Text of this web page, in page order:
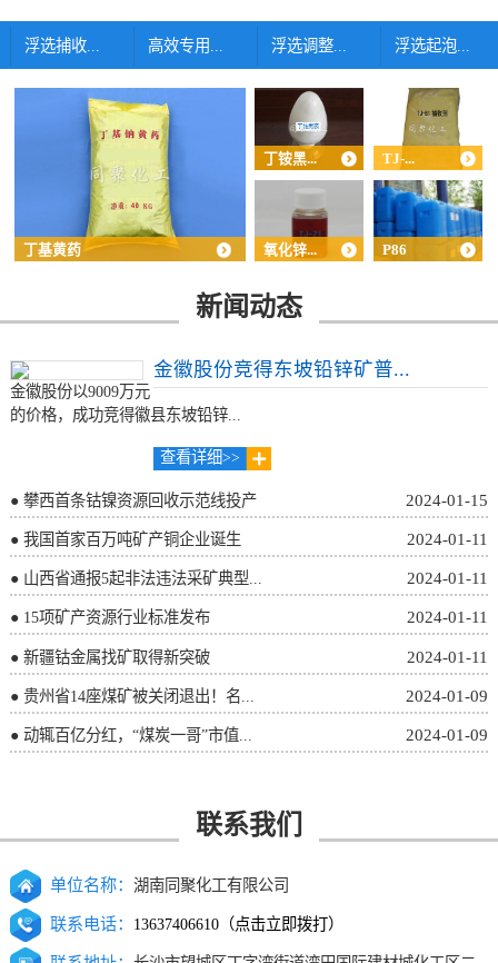
浮选捕收... 高效专用... 浮选调整... 浮选起泡...
丁基黄药
丁铵黑... TJ-...
氧化锌... P86
新闻动态
金徽股份竞得东坡铅锌矿普...
金徽股份以9009万元
的价格，成功竞得徽县东坡铅锌...
查看详细>>
● 攀西首条钴镍资源回收示范线投产 2024-01-15
● 我国首家百万吨矿产铜企业诞生 2024-01-11
● 山西省通报5起非法违法采矿典型... 2024-01-11
● 15项矿产资源行业标准发布 2024-01-11
● 新疆钴金属找矿取得新突破 2024-01-11
● 贵州省14座煤矿被关闭退出！名... 2024-01-09
● 动辄百亿分红，“煤炭一哥”市值... 2024-01-09
联系我们
单位名称： 湖南同聚化工有限公司
联系电话： 13637406610（点击立即拨打）